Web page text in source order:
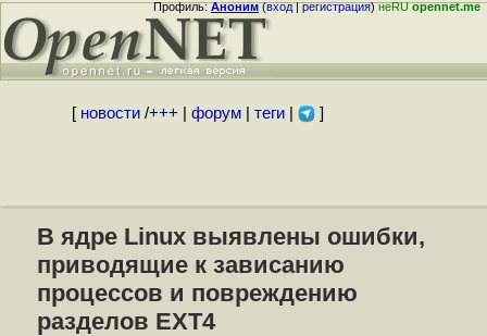
Профиль:Аноним(вход|регистрация)неRUopennet.me
[ новости/+++ форум| теги| ]
В ядре Linux выявлены ошибки,
приводящие к зависанию
процессов и повреждению
разделов EXT4